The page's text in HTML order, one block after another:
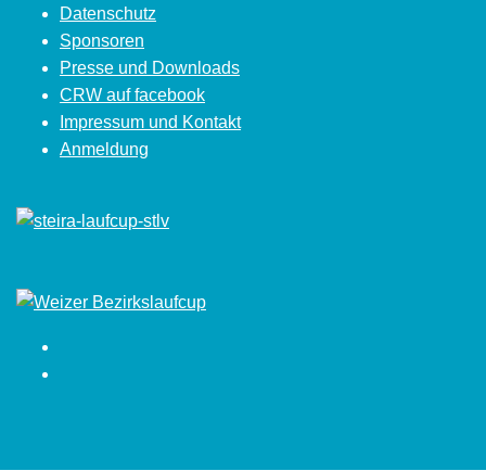
Datenschutz
Sponsoren
Presse und Downloads
CRW auf facebook
Impressum und Kontakt
Anmeldung